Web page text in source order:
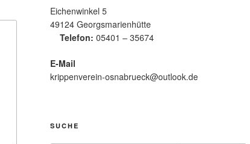
Eichenwinkel 5
49124 Georgsmarienhütte
Telefon: 05401 – 35674
E-Mail
krippenverein-osnabrueck@outlook.de
SUCHE